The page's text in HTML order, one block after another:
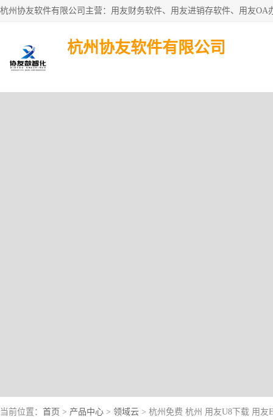
杭州协友软件有限公司
当前位置： 首页 > 产品中心 > 领域云 > 杭州免费 杭州 用友U8下载 用友